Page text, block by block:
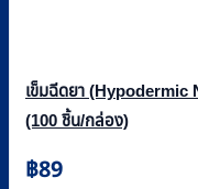
เข็มฉีดยา (Hypodermic
(100 ชิ้น/กล่อง)
฿89